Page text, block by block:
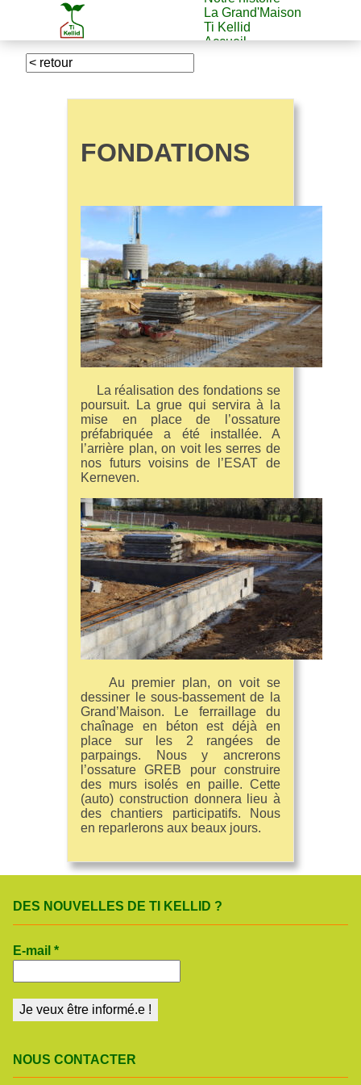
La Grand'Maison
Ti Kellid
Accueil
FONDATIONS
La réalisation des fondations se
poursuit. La grue qui servira à la
mise en place de l’ossature
préfabriquée a été installée. A
l’arrière plan, on voit les serres de
nos futurs voisins de l’ESAT de
Kerneven.
Au premier plan, on voit se
dessiner le sous-bassement de la
Grand’Maison. Le ferraillage du
chaînage en béton est déjà en
place sur les 2 rangées de
parpaings. Nous y ancrerons
l’ossature GREB pour construire
des murs isolés en paille. Cette
(auto) construction donnera lieu à
des chantiers participatifs. Nous
en reparlerons aux beaux jours.
DES NOUVELLES DE TI KELLID ?
E-mail *
NOUS CONTACTER